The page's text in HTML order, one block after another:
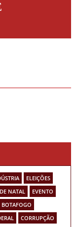
ELEIÇÕES
NATAL
EVENTO
BOTAFOGO
CORRUPÇÃO